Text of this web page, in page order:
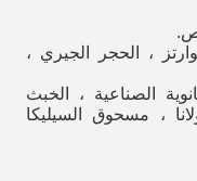
، الحجر الجيري ،
الصناعية ، الخبث
، مسحوق السيليكا